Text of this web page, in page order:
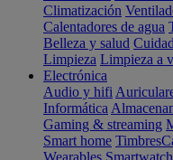
Climatización
Calentadores de agua
Belleza y salud
Limpieza Limpieza a
Electrónica
Audio y hifi
Informática
Gaming & streaming
Smart home Timbres
Wearables